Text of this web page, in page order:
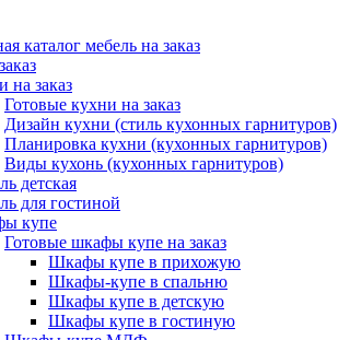
каталог мебель на заказ
на заказ
Готовые кухни на заказ
Дизайн кухни (стиль кухонных гарнитуров)
Планировка кухни (кухонных гарнитуров)
Виды кухонь (кухонных гарнитуров)
детская
для гостиной
купе
Готовые шкафы купе на заказ
Шкафы купе в прихожую
Шкафы-купе в спальню
Шкафы купе в детскую
Шкафы купе в гостиную